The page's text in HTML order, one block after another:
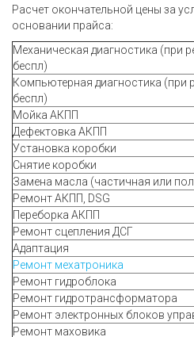
Расчет окончательной цены за
основании прайса:
Механическая диагностика (при
беспл)
Компьютерная диагностика (при
беспл)
Мойка АКПП
Дефектовка АКПП
Установка коробки
Снятие коробки
Замена масла (частичная или
Ремонт АКПП, DSG
Переборка АКПП
Ремонт сцепления ДСГ
Адаптация
Ремонт мехатроника
Ремонт гидроблока
Ремонт гидротрансформатора
Ремонт электронных блоков
Ремонт маховика